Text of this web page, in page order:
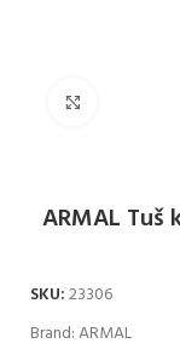
ARMAL Tuš
SKU:23306
Brand:ARMAL